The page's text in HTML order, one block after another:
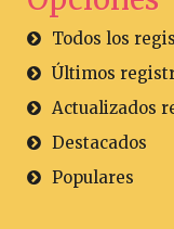
Todos los
Últimos
Actualizados
Destacados
Populares